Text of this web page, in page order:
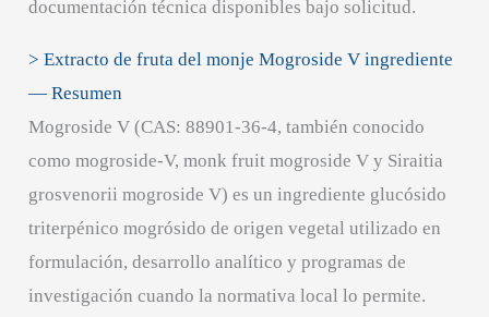
documentación técnica disponibles bajo solicitud.
> Extracto de fruta del monje Mogroside V ingrediente
— Resumen
Mogroside V (CAS: 88901-36-4, también conocido
como mogroside-V, monk fruit mogroside V y Siraitia
grosvenorii mogroside V) es un ingrediente glucósido
triterpénico mogrósido de origen vegetal utilizado en
formulación, desarrollo analítico y programas de
investigación cuando la normativa local lo permite.